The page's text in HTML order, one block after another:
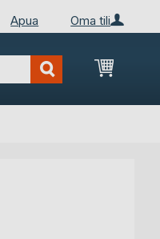
Oma tili
Apua